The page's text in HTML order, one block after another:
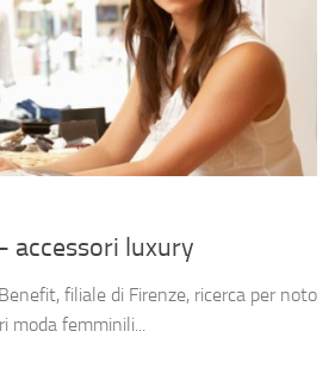
accessori luxury
filiale di Firenze, ricerca per noto
moda femminili...